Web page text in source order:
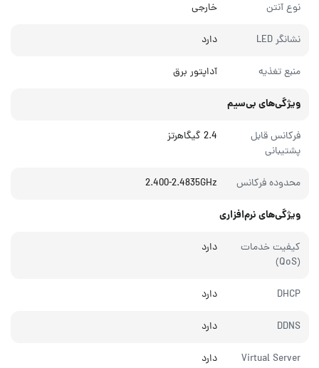
نوع آنتن خارجی
نشانگر LED دارد
منبع تغذیه آداپتور برق
ویژگی‌های بی‌سیم
فرکانس قابل
پشتیبانی
2.4 گیگاهرتز
محدوده فرکانس 2.400-2.4835GHz
ویژگی‌های نرم‌افزاری
کیفیت خدمات
(QoS)
دارد
DHCP دارد
DDNS دارد
Virtual Server دارد